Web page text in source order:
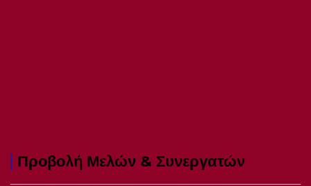
Προβολή Μελών & Συνεργατών